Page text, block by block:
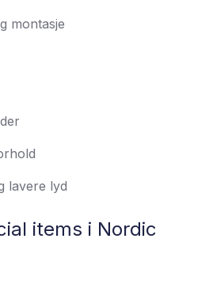
montasje
lavere lyd
items i Nordic